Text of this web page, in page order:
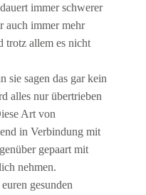
immer schwerer
auch immer mehr
trotz allem es nicht
sie sagen das gar kein
alles nur übertrieben
Art von
in Verbindung mit
gepaart mit
nehmen.
gesunden